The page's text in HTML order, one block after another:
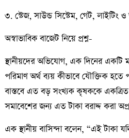
৩. স্টেজ, সাউন্ড সিস্টেম, গেট, লাইটিং
অস্বাভাবিক বাজেট নিয়ে প্রশ্ন-
স্থানীয়দের অভিযোগ, এক দিনের একটি
পরিমাণ অর্থ ব্যয় কীভাবে যৌক্তিক হতে
বাস্তবে এত বড় সংখ্যক কৃষককে
সমাবেশের জন্য এত টাকা বরাদ্দ করা
এক স্থানীয় বাসিন্দা বলেন, “এই টাকা